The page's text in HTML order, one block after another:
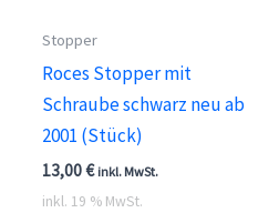
Stopper
Roces Stopper mit
Schraube schwarz neu ab
2001 (Stück)
13,00€ inkl. MwSt.
inkl. 19 % MwSt.